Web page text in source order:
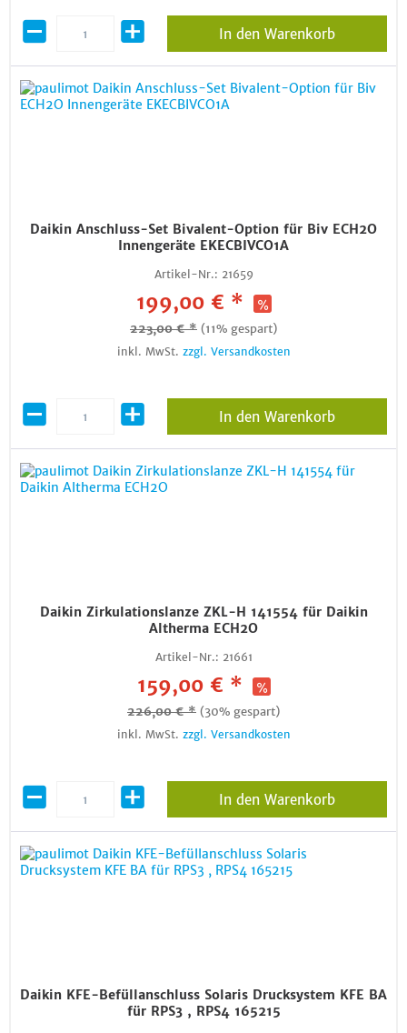
In den Warenkorb
Daikin Anschluss-Set Bivalent-Option für Biv ECH2O
Innengeräte EKECBIVCO1A
Artikel-Nr.: 21659
199,00 € *
223,00 € * (11% gespart)
inkl. MwSt. zzgl. Versandkosten
In den Warenkorb
Daikin Zirkulationslanze ZKL-H 141554 für Daikin
Altherma ECH2O
Artikel-Nr.: 21661
159,00 € *
226,00 € * (30% gespart)
inkl. MwSt. zzgl. Versandkosten
In den Warenkorb
Daikin KFE-Befüllanschluss Solaris Drucksystem KFE BA
für RPS3 , RPS4 165215